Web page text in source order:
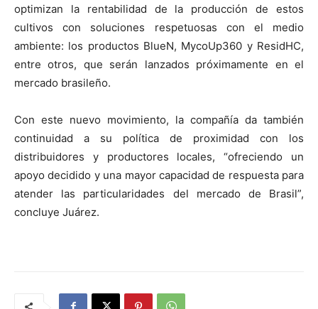
optimizan la rentabilidad de la producción de estos
cultivos con soluciones respetuosas con el medio
ambiente: los productos BlueN, MycoUp360 y ResidHC,
entre otros, que serán lanzados próximamente en el
mercado brasileño.
Con este nuevo movimiento, la compañía da también
continuidad a su política de proximidad con los
distribuidores y productores locales, “ofreciendo un
apoyo decidido y una mayor capacidad de respuesta para
atender las particularidades del mercado de Brasil”,
concluye Juárez.